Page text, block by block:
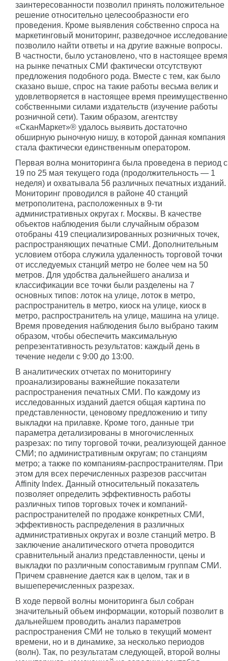
заинтересованности позволил принять положительное
решение относительно целесообразности его
проведения. Кроме выявления собственно спроса на
маркетинговый мониторинг, разведочное исследование
позволило найти ответы и на другие важные вопросы.
В частности, было установлено, что в настоящее время
на рынке печатных СМИ фактически отсутствуют
предложения подобного рода. Вместе с тем, как было
сказано выше, спрос на такие работы весьма велик и
удовлетворяется в настоящее время преимущественно
собственными силами издательств (изучение работы
розничной сети). Таким образом, агентству
«СканМаркет»® удалось выявить достаточно
обширную рыночную нишу, в которой данная компания
стала фактически единственным оператором.
Первая волна мониторинга была проведена в период с
19 по 25 мая текущего года (продолжительность — 1
неделя) и охватывала 56 различных печатных изданий.
Мониторинг проводился в районе 40 станций
метрополитена, расположенных в 9-ти
административных округах г. Москвы. В качестве
объектов наблюдения были случайным образом
отобраны 419 специализированных розничных точек,
распространяющих печатные СМИ. Дополнительным
условием отбора служила удаленность торговой точки
от исследуемых станций метро не более чем на 50
метров. Для удобства дальнейшего анализа и
классификации все точки были разделены на 7
основных типов: лоток на улице, лоток в метро,
распространитель в метро, киоск на улице, киоск в
метро, распространитель на улице, машина на улице.
Время проведения наблюдения было выбрано таким
образом, чтобы обеспечить максимальную
репрезентативность результатов: каждый день в
течение недели с 9:00 до 13:00.
В аналитических отчетах по мониторингу
проанализированы важнейшие показатели
распространения печатных СМИ. По каждому из
исследованных изданий дается общая картина по
представленности, ценовому предложению и типу
выкладки на прилавке. Кроме того, данные три
параметра детализированы в многочисленных
разрезах: по типу торговой точки, реализующей данное
СМИ; по административным округам; по станциям
метро; а также по компаниям-распространителям. При
этом для всех перечисленных разрезов рассчитан
Affinity Index. Данный относительный показатель
позволяет определить эффективность работы
различных типов торговых точек и компаний-
распространителей по продаже конкретных СМИ,
эффективность распределения в различных
административных округах и возле станций метро. В
заключение аналитического отчета проводится
сравнительный анализ представленности, цены и
выкладки по различным сопоставимым группам СМИ.
Причем сравнение дается как в целом, так и в
вышеперечисленных разрезах.
В ходе первой волны мониторинга был собран
значительный объем информации, который позволит в
дальнейшем проводить анализ параметров
распространения СМИ не только в текущий момент
времени, но и в динамике, за несколько периодов
(волн). Так, по результатам следующей, второй волны